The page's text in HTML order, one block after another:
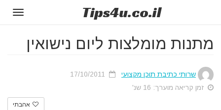
Tips4u.co.il
מתנות מומלצות ליום נישואין
שרותי כתיבת תוכן מקצועי
זמן קריאה מוערך: 16 שנ'
אהבתי